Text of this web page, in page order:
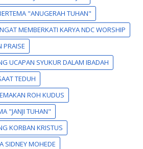
"ANUGERAH TUHAN"
MEMBERKATI KARYA NDC WORSHIP
PRAISE
UCAPAN SYUKUR DALAM IBADAH
TEDUH
ROH KUDUS
"JANJI TUHAN"
KORBAN KRISTUS
SIDNEY MOHEDE